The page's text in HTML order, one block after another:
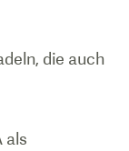
die auch
als